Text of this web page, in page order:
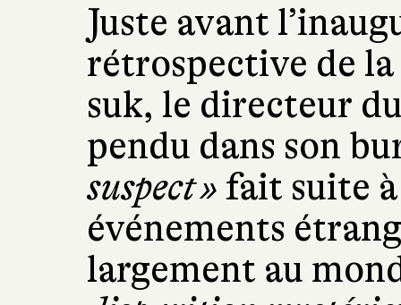
Juste avant
rétrospective de
suk, le directeur
pendu dans son
suspect » fait suite
événements
largement au